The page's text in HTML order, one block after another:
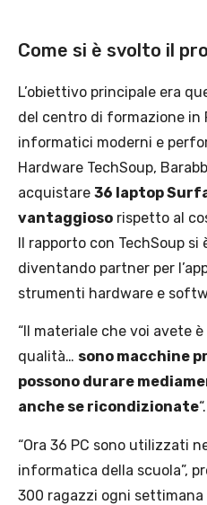
Come si è svolto il
L’obiettivo principale era
del centro di formazione in
informatici moderni e
Hardware TechSoup,
acquistare 36 laptop
vantaggioso rispetto al
Il rapporto con TechSoup
diventando partner per
strumenti hardware e
“Il materiale che voi avete
qualità… sono macchine
possono durare
anche se ricondizionate“.
“Ora 36 PC sono utilizzati
informatica della scuola”,
300 ragazzi ogni